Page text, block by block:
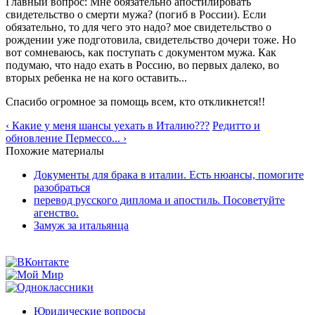
свидетельство о смерти мужа? (погиб в России). Если
обязательно, то для чего это надо? мое свидетельство о
рождении уже подготовила, свидетельство дочери тоже. Но
вот сомневаюсь, как поступать с документом мужа. Как
подумаю, что надо ехать в Россию, во первых далеко, во
вторых ребенка не на кого оставить...
Спасибо огромное за помощь всем, кто откликнется!!
‹ Какие у меня шансы уехать в Италию??? Редитто и
обновление Пермессо... ›
Похожие материалы
Документы для брака в италии. Есть нюансы, помогите
разобраться
перевод русского диплома и апостиль. Посоветуйте
агенство.
Замуж за итальянца
Юридические вопросы